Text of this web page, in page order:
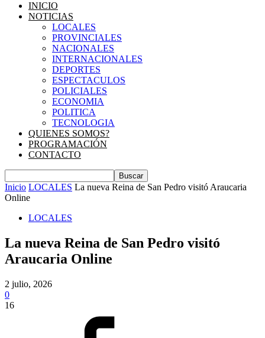
INICIO
NOTICIAS
LOCALES
PROVINCIALES
NACIONALES
INTERNACIONALES
DEPORTES
ESPECTACULOS
POLICIALES
ECONOMIA
POLITICA
TECNOLOGIA
QUIENES SOMOS?
PROGRAMACIÓN
CONTACTO
Inicio LOCALES La nueva Reina de San Pedro visitó Araucaria
Online
LOCALES
La nueva Reina de San Pedro visitó
Araucaria Online
2 julio, 2026
0
16